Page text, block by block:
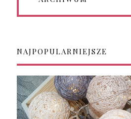
NAJPOPULARNIEJSZE